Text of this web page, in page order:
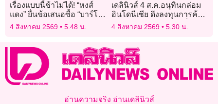
เรื่องแบบนี้ช้าไม่ได้! “หงส์
แดง” ยื่นข้อเสนอซื้อ “บาร์โก
ลา” ทางการ
4 สิงหาคม 2569 5:48 น.
เดลินิวส์ 4 ส.ค.อนุทินกล่อม
อินโดนีเซีย ดึงลงทุนการค้า
สร้างอาเซียนให้เข้มแข็ง
4 สิงหาคม 2569 5:30 น.
อ่านความจริง อ่านเดลินิวส์